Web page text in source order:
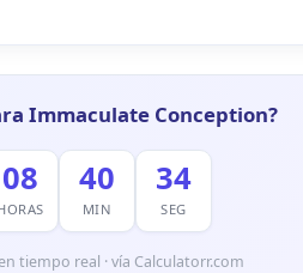
Immaculate Conception?
08 40
MIN
33
SEG
tiempo real · vía Calculatorr.com